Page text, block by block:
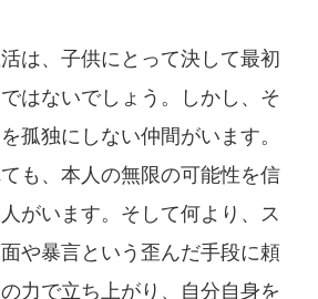
は、子供にとって決して最初
はないでしょう。しかし、そ
孤独にしない仲間がいます。
も、本人の無限の可能性を信
がいます。そして何より、ス
や暴言という歪んだ手段に頼
力で立ち上がり、自分自身を